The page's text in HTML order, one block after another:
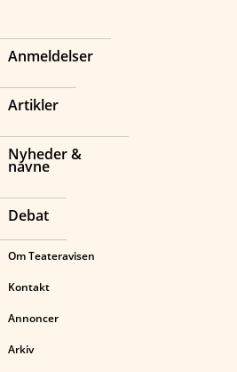
Anmeldelser
Artikler
Nyheder &
navne
Debat
Om Teateravisen
Kontakt
Annoncer
Arkiv